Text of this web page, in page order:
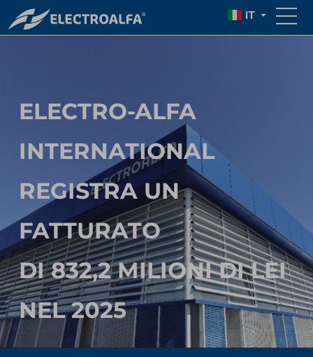
IT
ELECTRO-ALFA
INTERNATIONAL
REGISTRA UN
FATTURATO
DI 832,2 MILIONI DI LEI
NEL 2025